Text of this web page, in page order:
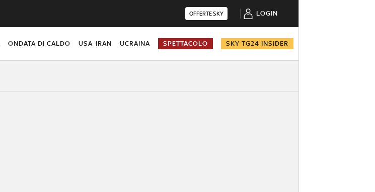
OFFERTE SKY LOGIN
ONDATA DI CALDO USA-IRAN UCRAINA SPETTACOLO SKY TG24 INSIDER